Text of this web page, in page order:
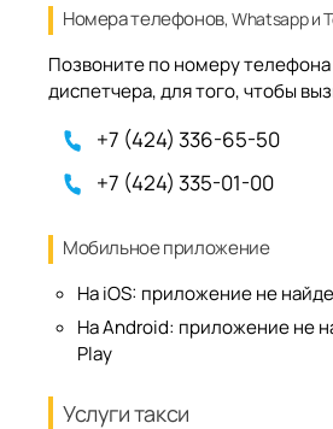
Номера телефонов, Whatsapp и
Позвоните по номеру
диспетчера, для того, чтобы
+7 (424) 336-65-50
+7 (424) 335-01-00
Мобильное приложение
На iOS: приложение не
На Android: приложение не
Play
Услуги такси